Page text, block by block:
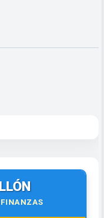
FINANZAS